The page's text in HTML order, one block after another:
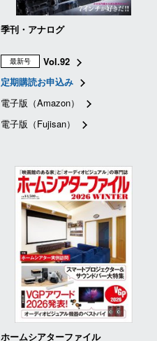
季刊・アナログ
最新号
Vol.92
定期購読お申込み
電子版（Amazon）
電子版（Fujisan）
ホームシアターファイル